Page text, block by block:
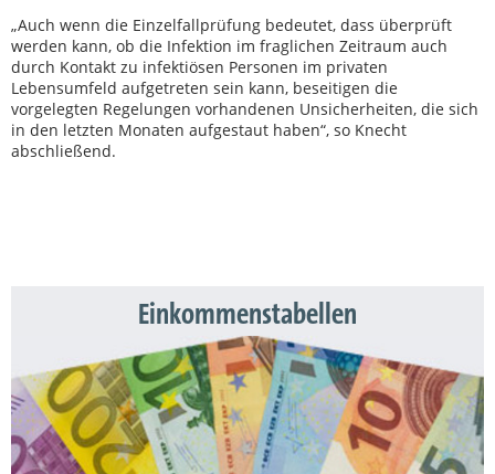
„Auch wenn die Einzelfallprüfung bedeutet, dass überprüft
werden kann, ob die Infektion im fraglichen Zeitraum auch
durch Kontakt zu infektiösen Personen im privaten
Lebensumfeld aufgetreten sein kann, beseitigen die
vorgelegten Regelungen vorhandenen Unsicherheiten, die sich
in den letzten Monaten aufgestaut haben“, so Knecht
abschließend.
Einkommenstabellen